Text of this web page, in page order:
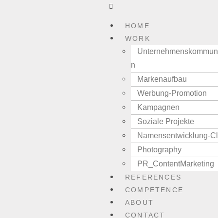
HOME
WORK
n
Markenaufbau
Werbung-Promotion
Kampagnen
Soziale Projekte
Namensentwicklung-
Photography
PR_ContentMarketing
REFERENCES
COMPETENCE
ABOUT
CONTACT